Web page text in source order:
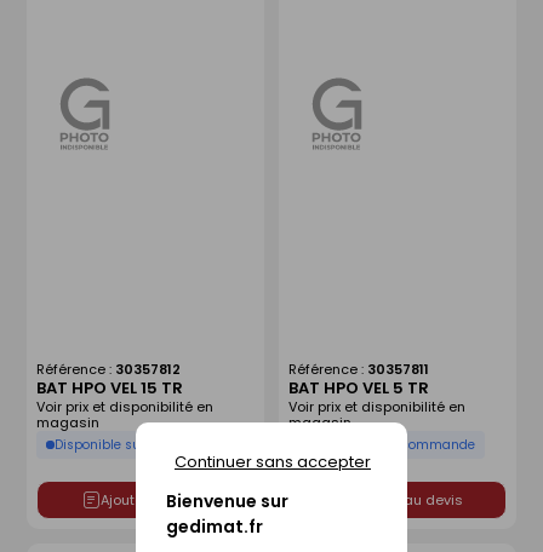
Bienvenue sur
gedimat.fr
Continuer sans accepter
BAT HPO VEL 15 TR
Référence : 30357812
Disponible sur commande
Voir prix et disponibilité en
magasin
Ajouter au devis
BAT HPO VEL 5 TR
Référence : 30357811
Disponible sur commande
Voir prix et disponibilité en
magasin
Ajouter au devis